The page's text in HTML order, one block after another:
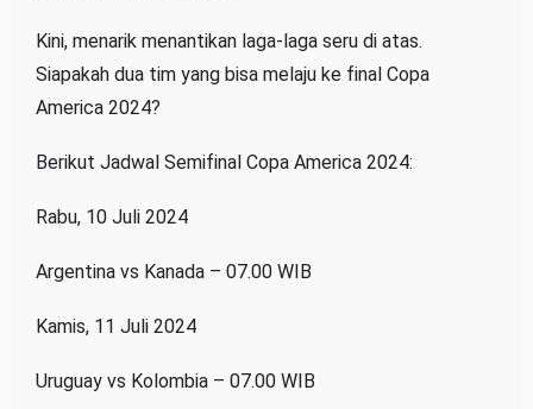
Kini, menarik menantikan laga-laga seru di atas.
Siapakah dua tim yang bisa melaju ke final Copa
America 2024?
Berikut Jadwal Semifinal Copa America 2024:
Rabu, 10 Juli 2024
Argentina vs Kanada – 07.00 WIB
Kamis, 11 Juli 2024
Uruguay vs Kolombia – 07.00 WIB